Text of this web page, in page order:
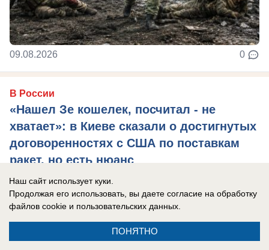
09.08.2026 0
В России
«Нашел Зе кошелек, посчитал - не
хватает»: в Киеве сказали о достигнутых
договоренностях с США по поставкам
ракет, но есть нюанс
Глава киевского режима признался, что просил
перехватчики у Израиля, но там даже за деньги
не продали.
Наш сайт использует куки.
Продолжая его использовать, вы даете согласие на обработку
файлов cookie и пользовательских данных.
ПОНЯТНО